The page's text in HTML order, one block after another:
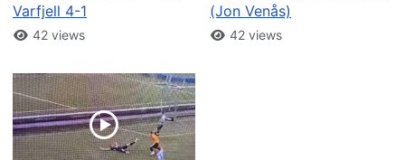
Varfjell 4-1
42 views
(Jon Venås)
42 views